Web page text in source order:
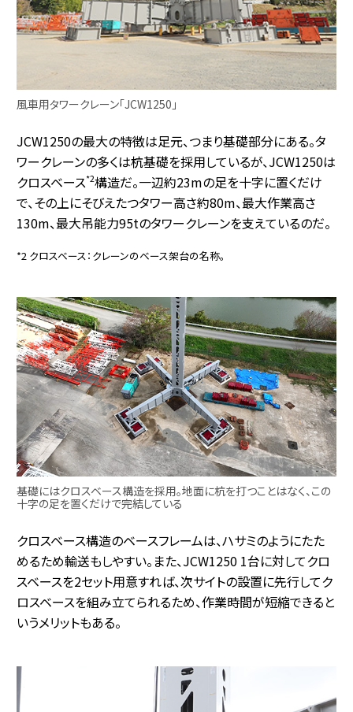
風車用タワークレーン「JCW1250」
JCW1250の最大の特徴は足元、つまり基礎部分にある。タ
ワークレーンの多くは杭基礎を採用しているが、JCW1250は
クロスベース*2構造だ。一辺約23mの足を十字に置くだけ
で、その上にそびえたつタワー高さ約80m、最大作業高さ
130m、最大吊能力95tのタワークレーンを支えているのだ。
*2 クロスベース：クレーンのベース架台の名称。
基礎にはクロスベース構造を採用。地面に杭を打つことはなく、この
十字の足を置くだけで完結している
クロスベース構造のベースフレームは、ハサミのようにたた
めるため輸送もしやすい。また、JCW1250 1台に対してクロ
スベースを2セット用意すれば、次サイトの設置に先行してク
ロスベースを組み立てられるため、作業時間が短縮できると
いうメリットもある。